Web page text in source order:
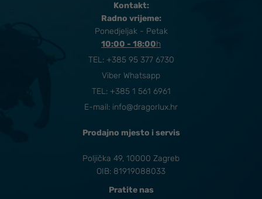
Kontakt:
Radno vrijeme:
Ponedjeljak - Petak
10:00 - 18:00​h
TEL: +385 95 377 6730
Viber Whatsapp
TEL: +385 1 561 6961
E-mail: info@dragorlux.hr
Prodajno mjesto i servis
Poljička 49, 10000 Zagreb
OIB: 81919088033
Pratite nas